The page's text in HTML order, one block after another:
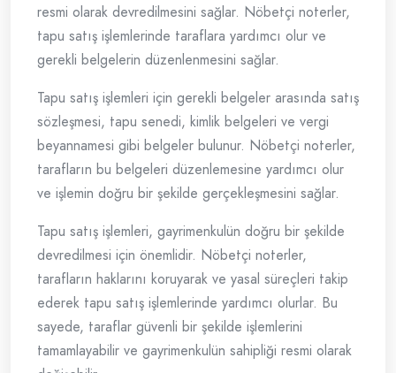
resmi olarak devredilmesini sağlar. Nöbetçi noterler,
tapu satış işlemlerinde taraflara yardımcı olur ve
gerekli belgelerin düzenlenmesini sağlar.
Tapu satış işlemleri için gerekli belgeler arasında satış
sözleşmesi, tapu senedi, kimlik belgeleri ve vergi
beyannamesi gibi belgeler bulunur. Nöbetçi noterler,
tarafların bu belgeleri düzenlemesine yardımcı olur
ve işlemin doğru bir şekilde gerçekleşmesini sağlar.
Tapu satış işlemleri, gayrimenkulün doğru bir şekilde
devredilmesi için önemlidir. Nöbetçi noterler,
tarafların haklarını koruyarak ve yasal süreçleri takip
ederek tapu satış işlemlerinde yardımcı olurlar. Bu
sayede, taraflar güvenli bir şekilde işlemlerini
tamamlayabilir ve gayrimenkulün sahipliği resmi olarak